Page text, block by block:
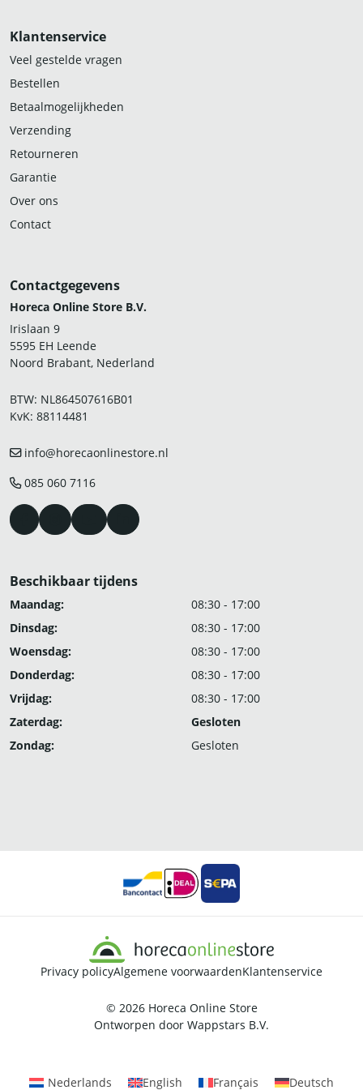
Klantenservice
Veel gestelde vragen
Bestellen
Betaalmogelijkheden
Verzending
Retourneren
Garantie
Over ons
Contact
Contactgegevens
Horeca Online Store B.V.
Irislaan 9
5595 EH Leende
Noord Brabant, Nederland
BTW: NL864507616B01
KvK: 88114481
info@horecaonlinestore.nl
085 060 7116
Beschikbaar tijdens
Maandag:
08:30 - 17:00
Dinsdag:
08:30 - 17:00
Woensdag:
08:30 - 17:00
Donderdag:
08:30 - 17:00
Vrijdag:
08:30 - 17:00
Zaterdag:
Gesloten
Zondag:
Gesloten
Privacy policyAlgemene voorwaardenKlantenservice
© 2026 Horeca Online Store
Ontworpen door Wappstars B.V.
Nederlands English Français Deutsch